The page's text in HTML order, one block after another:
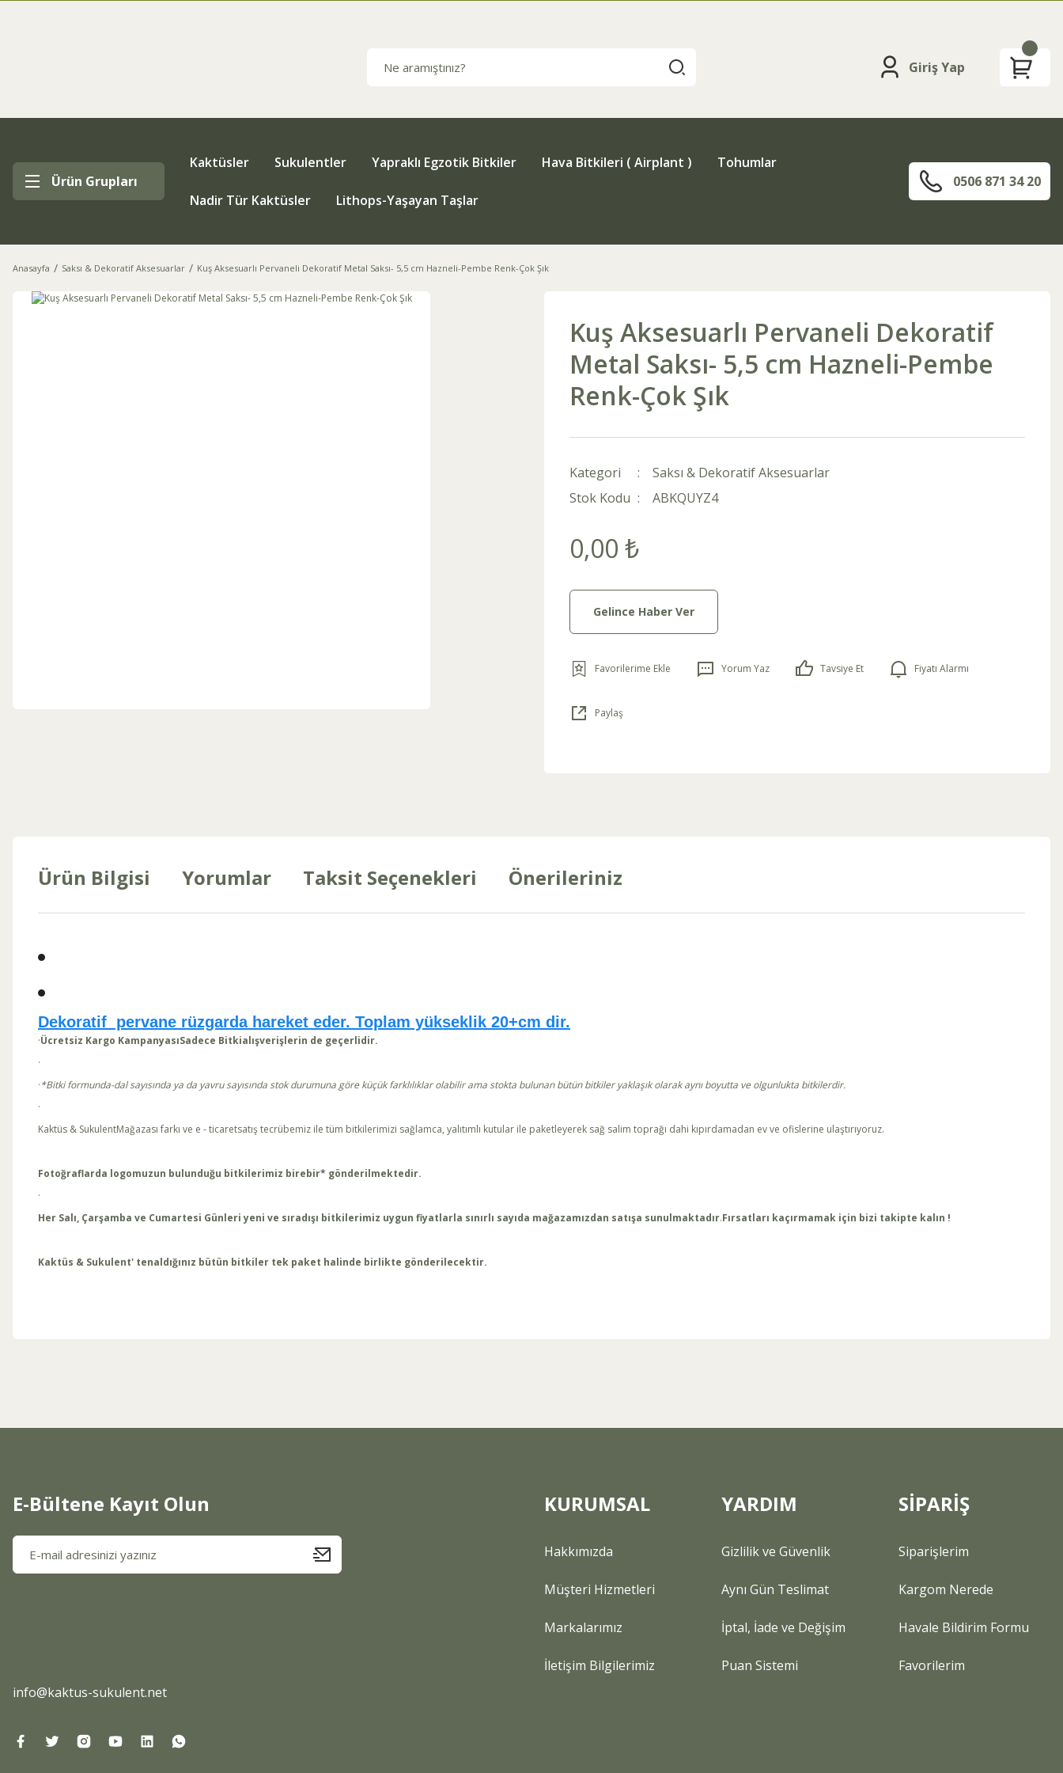
Giriş Yap
Ürün Grupları
Kaktüsler Sukulentler Yapraklı Egzotik Bitkiler Hava Bitkileri ( Airplant ) Tohumlar
Nadir Tür Kaktüsler Lithops-Yaşayan Taşlar
0506 871 34 20
Anasayfa Saksı & Dekoratif Aksesuarlar Kuş Aksesuarlı Pervaneli Dekoratif Metal Saksı- 5,5 cm Hazneli-Pembe Renk-Çok Şık
Kuş Aksesuarlı Pervaneli Dekoratif
Metal Saksı- 5,5 cm Hazneli-Pembe
Renk-Çok Şık
Kategori
Saksı & Dekoratif Aksesuarlar
Stok Kodu
ABKQUYZ4
0,00 ₺
Gelince Haber Ver
Yorum Yaz Tavsiye Et Fiyatı Alarmı
Paylaş
Ürün Bilgisi Yorumlar Taksit Seçenekleri Önerileriniz
Dekoratif pervane rüzgarda hareket eder. Toplam yükseklik 20+cm dir.
·Ücretsiz Kargo KampanyasıSadece Bitkialışverişlerin de geçerlidir.
·
·*Bitki formunda-dal sayısında ya da yavru sayısında stok durumuna göre küçük farklılıklar olabilir ama stokta bulunan bütün bitkiler yaklaşık olarak aynı boyutta ve olgunlukta bitkilerdir.
·
Kaktüs & SukulentMağazası farkı ve e - ticaretsatış tecrübemiz ile tüm bitkilerimizi sağlamca, yalıtımlı kutular ile paketleyerek sağ salim toprağı dahi kıpırdamadan ev ve ofislerine ulaştırıyoruz.
Fotoğraflarda logomuzun bulunduğu bitkilerimiz birebir* gönderilmektedir.
·
Her Salı, Çarşamba ve Cumartesi Günleri yeni ve sıradışı bitkilerimiz uygun fiyatlarla sınırlı sayıda mağazamızdan satışa sunulmaktadır.Fırsatları kaçırmamak için bizi takipte kalın !
Kaktüs & Sukulent' tenaldığınız bütün bitkiler tek paket halinde birlikte gönderilecektir.
E-Bültene Kayıt Olun
info@kaktus-sukulent.net
KURUMSAL
Hakkımızda
Müşteri Hizmetleri
Markalarımız
İletişim Bilgilerimiz
YARDIM
Gizlilik ve Güvenlik
Aynı Gün Teslimat
İptal, İade ve Değişim
Puan Sistemi
SİPARİŞ
Siparişlerim
Kargom Nerede
Havale Bildirim Formu
Favorilerim